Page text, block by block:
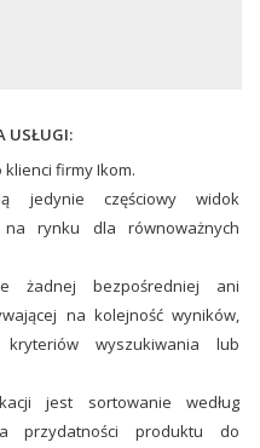
USŁUGI:
firmy Ikom.
jedynie częściowy widok
rynku dla równoważnych
żadnej bezpośredniej ani
na kolejność wyników,
wyszukiwania lub
jest sortowanie według
przydatności produktu do